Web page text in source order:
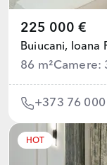
225 000 €
Buiucani, Ioana
86 m²Camere:
+373 76 000
HOT